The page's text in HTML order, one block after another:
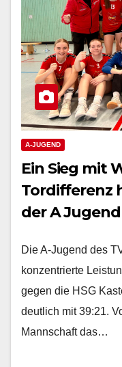
A-JUGEND
Ein Sieg mit
Tordifferenz
der A
Die A-Jugend des
konzentrierte
gegen die HSG
deutlich mit 39:21.
Mannschaft das…